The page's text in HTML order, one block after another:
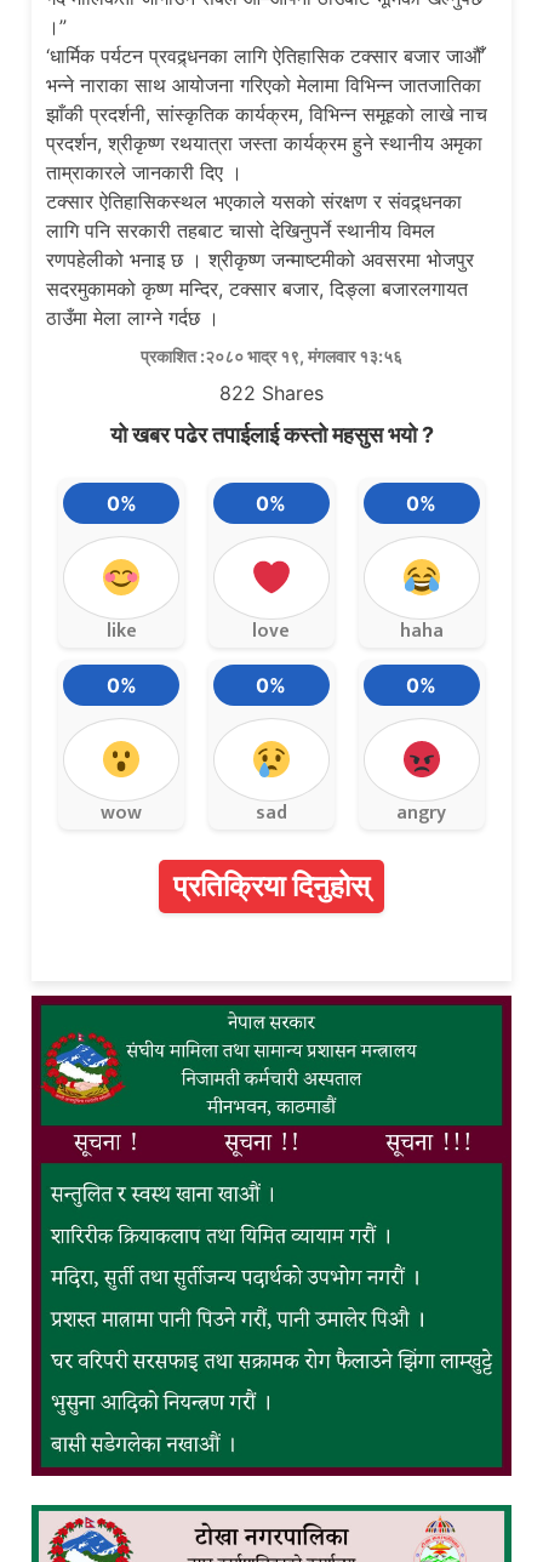
।”
‘धार्मिक पर्यटन प्रवद्र्धनका लागि ऐतिहासिक टक्सार बजार जाऔँ’
भन्ने नाराका साथ आयोजना गरिएको मेलामा विभिन्न जातजातिका
झाँकी प्रदर्शनी, सांस्कृतिक कार्यक्रम, विभिन्न समूहको लाखे नाच
प्रदर्शन, श्रीकृष्ण रथयात्रा जस्ता कार्यक्रम हुने स्थानीय अमृका
ताम्राकारले जानकारी दिए ।
टक्सार ऐतिहासिकस्थल भएकाले यसको संरक्षण र संवद्र्धनका
लागि पनि सरकारी तहबाट चासो देखिनुपर्ने स्थानीय विमल
रणपहेलीको भनाइ छ । श्रीकृष्ण जन्माष्टमीको अवसरमा भोजपुर
सदरमुकामको कृष्ण मन्दिर, टक्सार बजार, दिङ्ला बजारलगायत
ठाउँमा मेला लाग्ने गर्दछ ।
प्रकाशित :२०८० भाद्र १९, मंगलवार १३:५६
822 Shares
यो खबर पढेर तपाईलाई कस्तो महसुस भयो ?
0%
like
0%
love
0%
haha
0%
wow
0%
sad
0%
angry
प्रतिक्रिया दिनुहोस्